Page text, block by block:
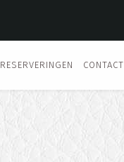
RESERVERINGEN CONTACT